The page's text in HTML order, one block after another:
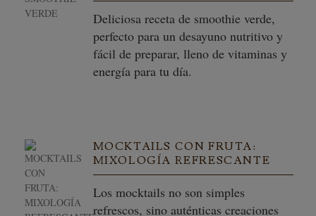
Deliciosa receta de smoothie verde,
perfecto para un desayuno nutritivo y
fácil de preparar, lleno de vitaminas y
energía para tu día.
MOCKTAILS CON FRUTA:
MIXOLOGÍA REFRESCANTE
Los mocktails no son simples
refrescos, sino auténticas creaciones